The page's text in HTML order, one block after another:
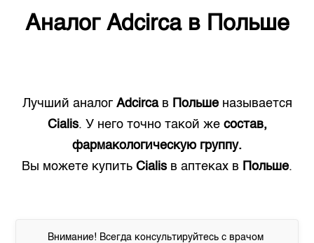
Аналог Adcircaв Польше
Лучший аналог Adcircaв Польшеназывается
Cialis. У него точно такой же состав,
фармакологическую группу.
Вы можете купить Cialis в аптеках в Польше.
Внимание! Всегда консультируйтесь с врачом